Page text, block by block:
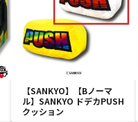
【SANKYO】【Bノーマ
ル】SANKYO ドデカPUSH
クッション